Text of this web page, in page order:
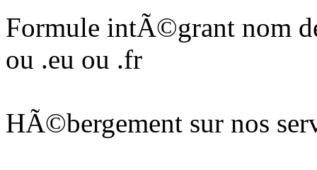
Formule intÃ©grant nom
ou .eu ou .fr
HÃ©bergement sur nos